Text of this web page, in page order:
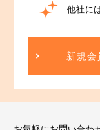
他社に
新規会